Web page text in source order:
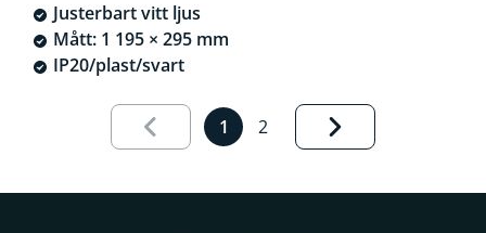
Justerbart vitt ljus
Mått: 1 195 × 295 mm
IP20/plast/svart
Resultatsida 1 av 2 har lästs in
1 2